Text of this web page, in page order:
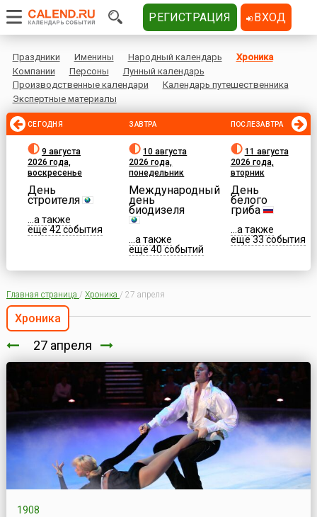
Праздники Именины Народный календарь
Хроника
Компании
Персоны
Лунный календарь
Производственные календари
Календарь путешественника
Экспертные материалы
СЕГОДНЯ
9 августа
2026 года,
воскресенье
День
строителя
...а также
еще 42 события
ЗАВТРА
10 августа
2026 года,
понедельник
Международный
день
биодизеля
...а также
еще 40 событий
ПОСЛЕЗАВТРА
11 августа
2026 года,
вторник
День
белого
гриба
...а также
еще 33 события
Главная страница / Хроника / 27 апреля
Хроника
27 апреля
1908
РЕГИСТРАЦИЯ ВХОД